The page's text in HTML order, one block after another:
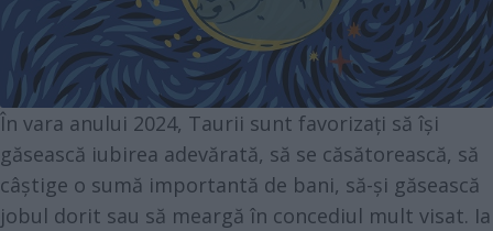
În vara anului 2024, Taurii sunt favorizați să își
găsească iubirea adevărată, să se căsătorească, să
câștige o sumă importantă de bani, să-și găsească
jobul dorit sau să meargă în concediul mult visat. Ia